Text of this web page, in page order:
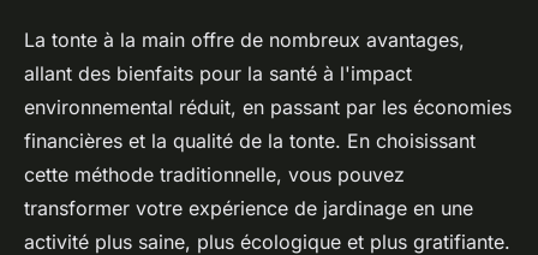
La tonte à la main offre de nombreux avantages,
allant des bienfaits pour la santé à l'impact
environnemental réduit, en passant par les économies
financières et la qualité de la tonte. En choisissant
cette méthode traditionnelle, vous pouvez
transformer votre expérience de jardinage en une
activité plus saine, plus écologique et plus gratifiante.